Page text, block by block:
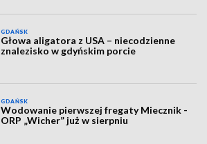
GDAŃSK
Głowa aligatora z USA – niecodzienne
znalezisko w gdyńskim porcie
GDAŃSK
Wodowanie pierwszej fregaty Miecznik -
ORP „Wicher” już w sierpniu